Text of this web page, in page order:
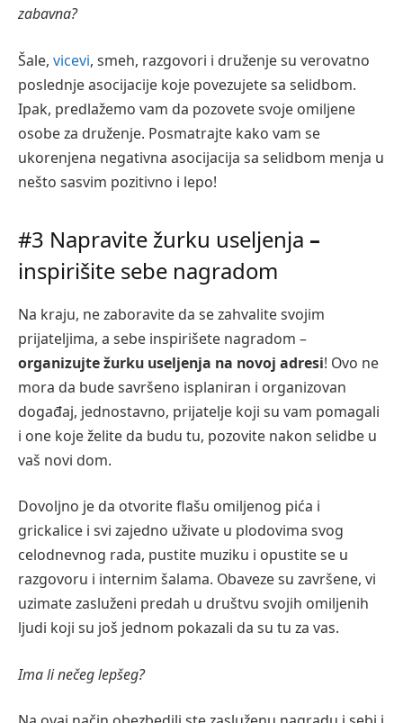
zabavna?
Šale, vicevi, smeh, razgovori i druženje su verovatno
poslednje asocijacije koje povezujete sa selidbom.
Ipak, predlažemo vam da pozovete svoje omiljene
osobe za druženje. Posmatrajte kako vam se
ukorenjena negativna asocijacija sa selidbom menja u
nešto sasvim pozitivno i lepo!
#3 Napravite žurku useljenja –
inspirišite sebe nagradom
Na kraju, ne zaboravite da se zahvalite svojim
prijateljima, a sebe inspirišete nagradom –
organizujte žurku useljenja na novoj adresi! Ovo ne
mora da bude savršeno isplaniran i organizovan
događaj, jednostavno, prijatelje koji su vam pomagali
i one koje želite da budu tu, pozovite nakon selidbe u
vaš novi dom.
Dovoljno je da otvorite flašu omiljenog pića i
grickalice i svi zajedno uživate u plodovima svog
celodnevnog rada, pustite muziku i opustite se u
razgovoru i internim šalama. Obaveze su završene, vi
uzimate zasluženi predah u društvu svojih omiljenih
ljudi koji su još jednom pokazali da su tu za vas.
Ima li nečeg lepšeg?